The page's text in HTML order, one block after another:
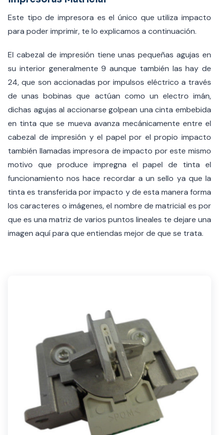
Este tipo de impresora es el único que utiliza impacto
para poder imprimir, te lo explicamos a continuación.
El cabezal de impresión tiene unas pequeñas agujas en
su interior generalmente 9 aunque también las hay de
24, que son accionadas por impulsos eléctrico a través
de unas bobinas que actúan como un electro imán,
dichas agujas al accionarse golpean una cinta embebida
en tinta que se mueva avanza mecánicamente entre el
cabezal de impresión y el papel por el propio impacto
también llamadas impresora de impacto por este mismo
motivo que produce impregna el papel de tinta el
funcionamiento nos hace recordar a un sello ya que la
tinta es transferida por impacto y de esta manera forma
los caracteres o imágenes, el nombre de matricial es por
que es una matriz de varios puntos lineales te dejare una
imagen aquí para que entiendas mejor de que se trata.